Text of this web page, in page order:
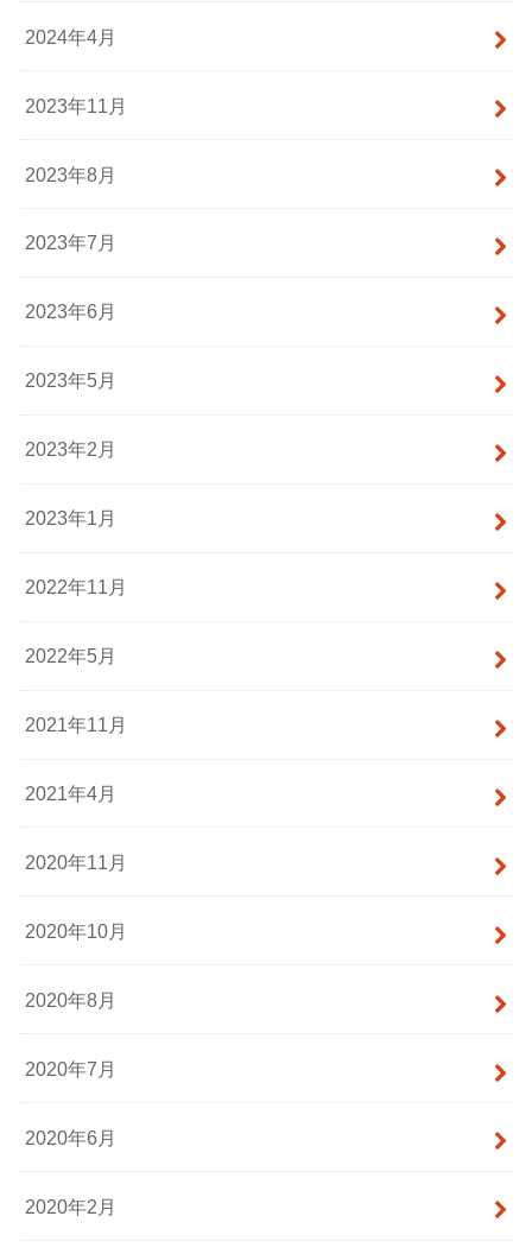
2024年4月
2023年11月
2023年8月
2023年7月
2023年6月
2023年5月
2023年2月
2023年1月
2022年11月
2022年5月
2021年11月
2021年4月
2020年11月
2020年10月
2020年8月
2020年7月
2020年6月
2020年2月